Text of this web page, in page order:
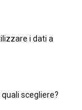
i dati a
scegliere?